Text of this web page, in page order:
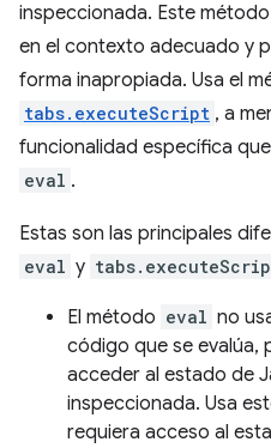
inspeccionada. Este
en el contexto adecuado y
forma inapropiada. Usa el
tabs.executeScript , a
funcionalidad específica
eval .
Estas son las principales
eval y
El método eval no
código que se evalúa,
acceder al estado de
inspeccionada. Usa
requiera acceso al